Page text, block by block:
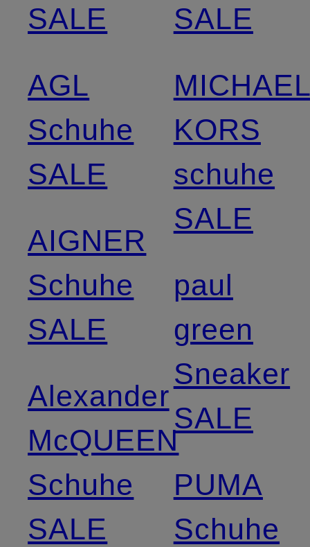
SALE
AGL
Schuhe
SALE
AIGNER
Schuhe
SALE
Alexander
McQUEEN
Schuhe
SALE
SALE
KORS
schuhe
SALE
paul
green
Sneaker
SALE
PUMA
Schuhe